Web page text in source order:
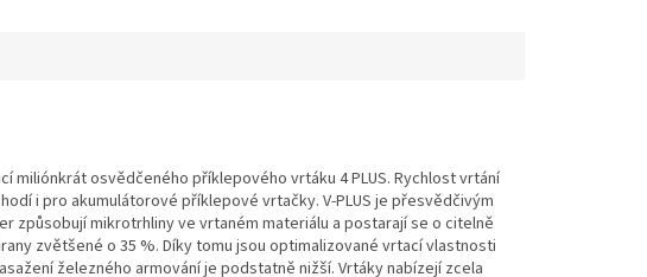
miliónkrát osvědčeného příklepového vrtáku 4 PLUS. Rychlost vrtání
i pro akumulátorové příklepové vrtačky. V-PLUS je přesvědčivým
způsobují mikrotrhliny ve vrtaném materiálu a postarají se o citelně
zvětšené o 35 %. Díky tomu jsou optimalizované vrtací vlastnosti
železného armování je podstatně nižší. Vrtáky nabízejí zcela